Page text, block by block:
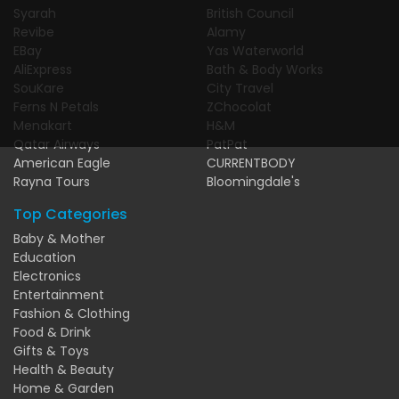
Syarah
Revibe
EBay
AliExpress
SouKare
Ferns N Petals
Menakart
Qatar Airways
American Eagle
Rayna Tours
British Council
Alamy
Yas Waterworld
Bath & Body Works
City Travel
ZChocolat
H&M
PatPat
CURRENTBODY
Bloomingdale's
Top Categories
Baby & Mother
Education
Electronics
Entertainment
Fashion & Clothing
Food & Drink
Gifts & Toys
Health & Beauty
Home & Garden